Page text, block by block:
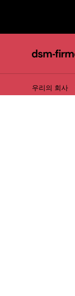
우리의 회사